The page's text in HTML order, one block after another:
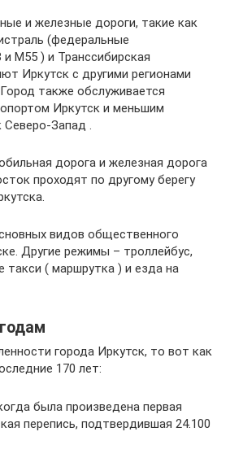
и железные дороги, такие как
(федеральные
M55 ) и Транссибирская
Иркутск с другими регионами
также обслуживается
Иркутск и меньшим
Северо-Запад .
дорога и железная дорога
проходят по другому берегу
видов общественного
Другие режимы – троллейбус,
такси ( маршрутка ) и езда на
города Иркутск, то вот как
170 лет:
была произведена первая
перепись, подтвердившая 24.100